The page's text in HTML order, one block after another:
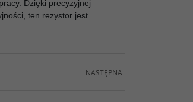
Dzięki precyzyjnej
ten rezystor jest
NASTĘPNA